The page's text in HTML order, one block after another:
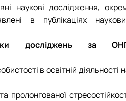
наукові дослідження,
в публікаціях
досліджень за
в освітній діяльності
пролонгованої